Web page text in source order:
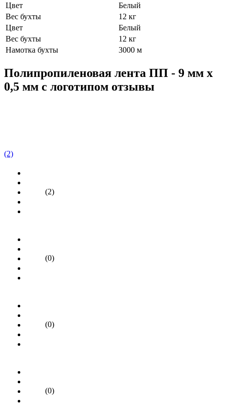
Цвет
Белый
Вес бухты
12 кг
Цвет
Белый
Вес бухты
12 кг
Намотка бухты
3000 м
Полипропиленовая лента ПП - 9 мм х
0,5 мм с логотипом отзывы
(2)
(2)
(0)
(0)
(0)